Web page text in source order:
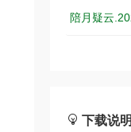
陪月疑云
下载说明